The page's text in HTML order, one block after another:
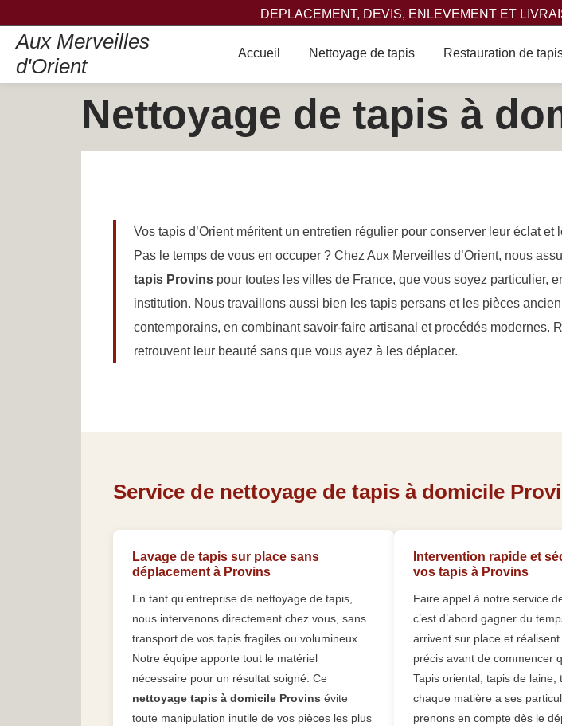
DEPLACEMENT, DEVIS, ENLEVEMENT ET
Aux Merveilles
d'Orient
Accueil Nettoyage de tapis Restauration de
Nettoyage de tapis à
Vos tapis d’Orient méritent un entretien régulier pour conserver leur éclat et
Pas le temps de vous en occuper ? Chez Aux Merveilles d’Orient, nous
tapis Provins pour toutes les villes de France, que vous soyez particulier,
institution. Nous travaillons aussi bien les tapis persans et les pièces
contemporains, en combinant savoir-faire artisanal et procédés modernes.
retrouvent leur beauté sans que vous ayez à les déplacer.
Service de nettoyage de tapis à domicile
Lavage de tapis sur place sans
déplacement à Provins
En tant qu’entreprise de nettoyage de tapis,
nous intervenons directement chez vous, sans
transport de vos tapis fragiles ou volumineux.
Notre équipe apporte tout le matériel
nécessaire pour un résultat soigné. Ce
nettoyage tapis à domicile Provins évite
toute manipulation inutile de vos pièces les plus
Intervention rapide et
vos tapis à Provins
Faire appel à notre service
c’est d’abord gagner du
arrivent sur place et
précis avant de commencer
Tapis oriental, tapis de
chaque matière a ses
prenons en compte dès le